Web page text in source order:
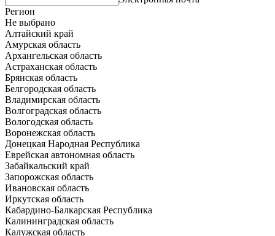
Регион
Не выбрано
Алтайский край
Амурская область
Архангельская область
Астраханская область
Брянская область
Белгородская область
Владимирская область
Волгоградская область
Вологодская область
Воронежская область
Донецкая Народная Республика
Еврейская автономная область
Забайкальский край
Запорожская область
Ивановская область
Иркутская область
Кабардино-Балкарская Республика
Калининградская область
Калужская область